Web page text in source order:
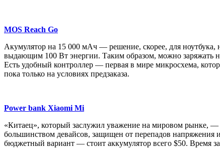
MOS Reach Go
Акумулятор на 15 000 мАч — решение, скорее, для ноутбука,
выдающим 100 Вт энергии. Таким образом, можно заряжать
Есть удобный контроллер — первая в мире микросхема,
пока только на условиях предзаказа.
Power bank Xiaomi Mi
«Китаец», который заслужил уважение на мировом рынке,
большинством девайсов, защищен от перепадов напряжения
бюджетный вариант — стоит аккумулятор всего $50. Время